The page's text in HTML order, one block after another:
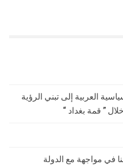
العربية إلى تبني الرؤية
” قمة بغداد “
في مواجهة مع الدولة